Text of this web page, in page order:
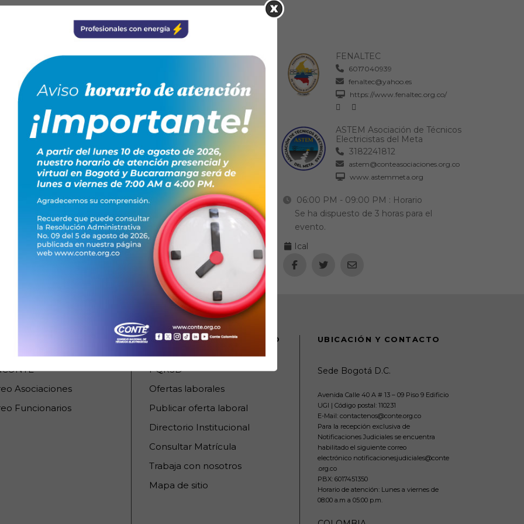
Electricista.
GRATUITO!
AQUÍ
FENALTEC
6017040939
fenaltec@yahoo.es
https://www.fenaltec.org.co/
ASTEM Asociación de Técnicos
Electricistas del Meta
3182241812
astem@conteasociaciones.org.co
www.astemmeta.org
06:00 PM - 09:00 PM : Horario
Se ha dispuesto de 3 horas para el
evento.
Ical
INTERNOS
Asociaciones
Funcionarios
SERVICIOS AL CIUDADANO
PQRSD
Ofertas laborales
Publicar oferta laboral
Directorio Institucional
Consultar Matrícula
Trabaja con nosotros
Mapa de sitio
UBICACIÓN Y CONTACTO
Sede Bogotá D.C.
Avenida Calle 40 A # 13 – 09 Piso 9 Edificio
UGI | Código postal: 110231
E-Mail: contactenos@conte.org.co
Para la recepción exclusiva de
Notificaciones Judiciales se encuentra
habilitado el siguiente correo
electrónico notificacionesjudiciales@conte
.org.co
PBX: 6017451350
Horario de atención: Lunes a viernes de
08:00 a.m a 05:00 p.m.